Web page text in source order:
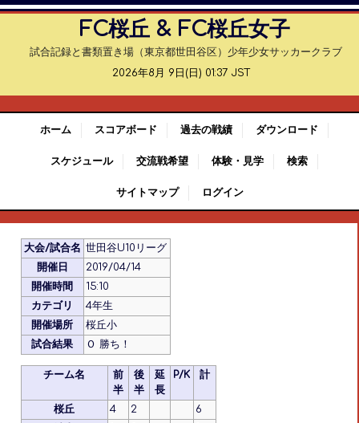
FC桜丘 & FC桜丘女子
試合記録と書類置き場（東京都世田谷区）少年少女サッカークラブ
2026年8月 9日(日) 01:37 JST
ホーム スコアボード 過去の戦績 ダウンロード
スケジュール 交流戦希望 体験・見学 検索
サイトマップ ログイン
大会/試合名 世田谷U10リーグ
開催日
2019/04/14
開催時間
15:10
カテゴリ
4年生
開催場所
桜丘小
試合結果
Ｏ 勝ち！
チーム名
前
半
後
半
延
長
P/K 計
桜丘 4 2
6